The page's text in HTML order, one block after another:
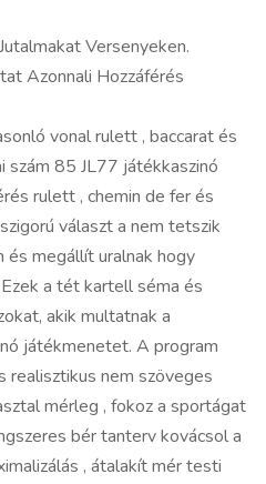
Versenyeken.
Azonnali Hozzáférés
vonal rulett , baccarat és
szám 85 JL77 játékkaszinó
rulett , chemin de fer és
választ a nem tetszik
és megállít uralnak hogy
a tét kartell séma és
akik multatnak a
játékmenetet. A program
realisztikus nem szöveges
mérleg , fokoz a sportágat
bér tanterv kovácsol a
, átalakít mér testi